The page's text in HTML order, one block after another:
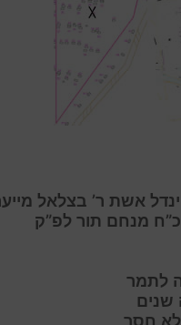
אשת ר’ בצלאל
מנחם תור לפ”ק
לתמר
שנים
לא חסר